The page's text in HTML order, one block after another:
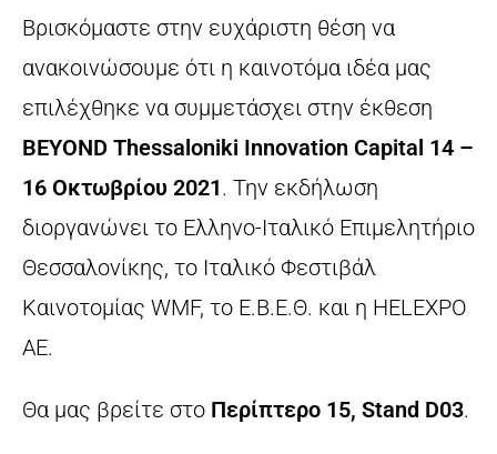
Βρισκόμαστε στην ευχάριστη θέση να
ανακοινώσουμε ότι η καινοτόμα ιδέα μας
επιλέχθηκε να συμμετάσχει στην έκθεση
BEYOND Thessaloniki Innovation Capital 14 –
16 Οκτωβρίου 2021. Την εκδήλωση
διοργανώνει το Ελληνο-Ιταλικό Επιμελητήριο
Θεσσαλονίκης, το Ιταλικό Φεστιβάλ
Καινοτομίας WMF, το Ε.Β.Ε.Θ. και η HELEXPO
ΑΕ.
Θα μας βρείτε στο Περίπτερο 15, Stand D03.